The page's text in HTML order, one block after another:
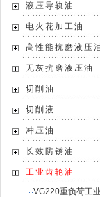
液压导轨油
电火花加工油
高性能抗磨液压
无灰抗磨液压油
切削油
切削液
冲压油
长效防锈油
工业齿轮油
VG220重负荷工